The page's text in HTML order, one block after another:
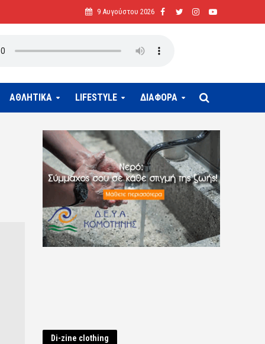
9 Αυγούστου 2026
ΑΘΛΗΤΙΚΑ LIFESTYLE ΔΙΑΦΟΡΑ
Di-zine clothing